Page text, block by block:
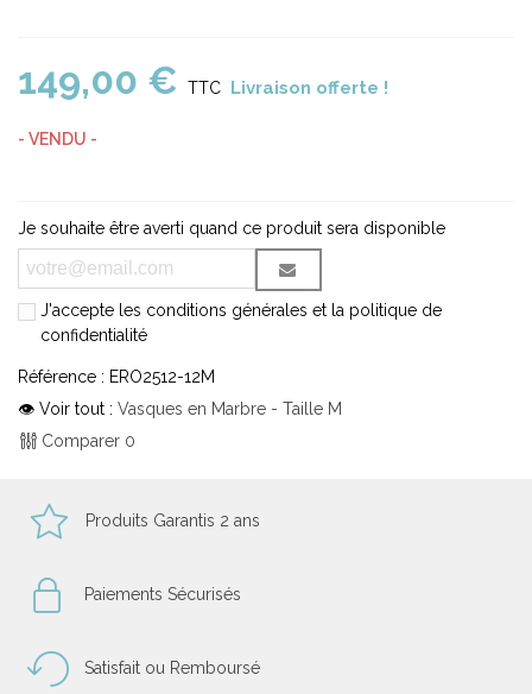
149,00 € TTC Livraison offerte !
- VENDU -
Je souhaite être averti quand ce produit sera disponible
J'accepte les conditions générales et la politique de
confidentialité
Référence : ERO2512-12M
👁 Voir tout : Vasques en Marbre - Taille M
Comparer 0
Produits Garantis 2 ans
Paiements Sécurisés
Satisfait ou Remboursé